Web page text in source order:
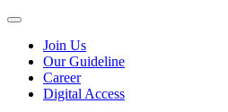
Join Us
Our Guideline
Career
Digital Access